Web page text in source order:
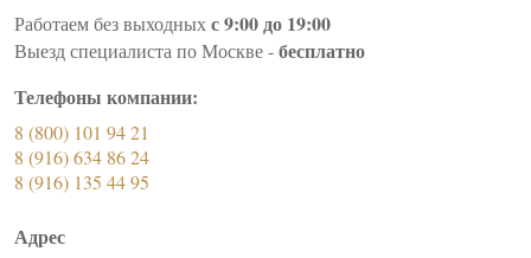
Работаем без выходныхс 9:00 до 19:00
Выезд специалиста по Москве -бесплатно
Телефоны компании:
8 (800) 101 94 21
8 (916) 634 86 24
8 (916) 135 44 95
Адрес